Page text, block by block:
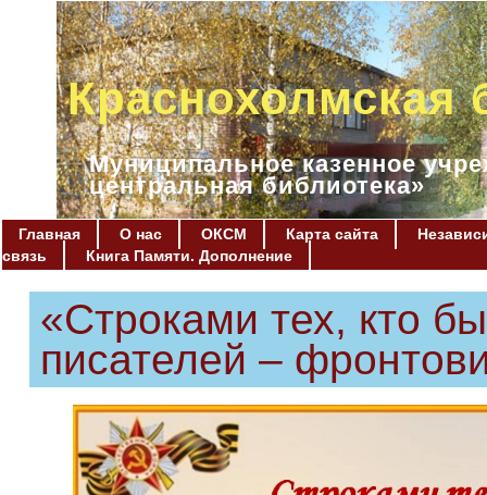
Краснохолмская
Муниципальное казенное
центральная библиотека»
Главная О нас ОКСМ Карта сайта
связь
Книга Памяти. Дополнение
«Строками тех, кто
писателей –